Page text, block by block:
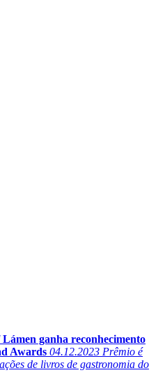
ganha reconhecimento
Awards 04.12.2023 Prêmio é
de livros de gastronomia do